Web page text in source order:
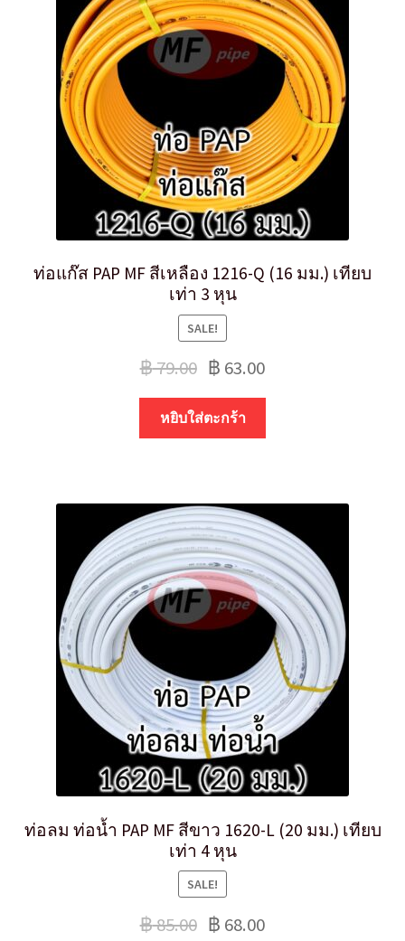
ท่อแก๊ส PAP MF สีเหลือง 1216-Q (16 มม.) เทียบ
เท่า 3 หุน
SALE!
฿79.00 ฿ 63.00
หยิบใส่ตะกร้า
ท่อลม ท่อน้ำ PAP MF สีขาว 1620-L (20 มม.) เทียบ
เท่า 4 หุน
SALE!
฿85.00 ฿ 68.00